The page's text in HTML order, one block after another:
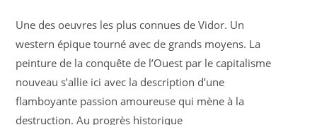
Une des oeuvres les plus connues de Vidor. Un
western épique tourné avec de grands moyens. La
peinture de la conquête de l’Ouest par le capitalisme
nouveau s’allie ici avec la description d’une
flamboyante passion amoureuse qui mène à la
destruction. Au progrès historique